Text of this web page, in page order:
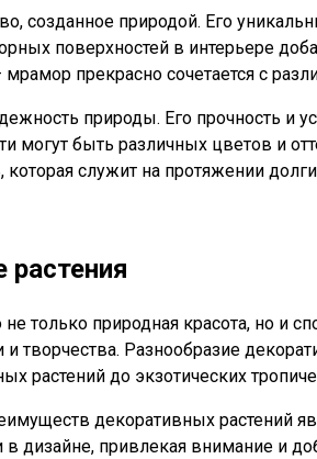
созданное природой. Его
поверхностей в интерьере
прекрасно сочетается с
природы. Его прочность
могут быть различных цветов и
служит на протяжении
не только природная красота, но
творчества. Разнообразие
растений до экзотических
декоративных растений
дизайне, привлекая внимание и